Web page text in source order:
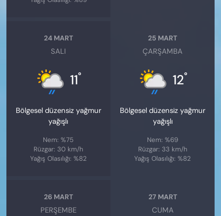
24 MART
SALI
11°
Bölgesel düzensiz yağmur
yağışlı
Nem: %75
Rüzgar: 30 km/h
Yağış Olasılığı: %82
25 MART
ÇARŞAMBA
12°
Bölgesel düzensiz yağmur
yağışlı
Nem: %69
Rüzgar: 33 km/h
Yağış Olasılığı: %82
26 MART
PERŞEMBE
27 MART
CUMA